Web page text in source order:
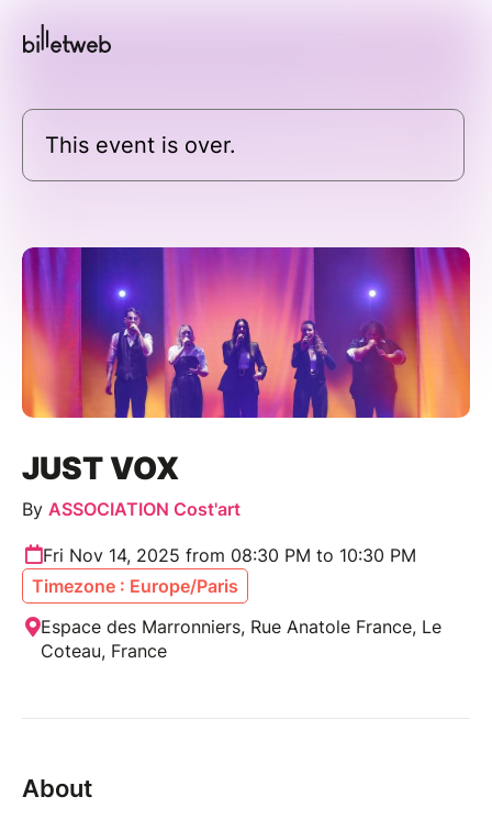
This event is over.
JUST VOX
By ASSOCIATION Cost'art
Fri Nov 14, 2025 from 08:30 PM to 10:30 PM
Timezone : Europe/Paris
Espace des Marronniers, Rue Anatole France, Le
Coteau, France
About